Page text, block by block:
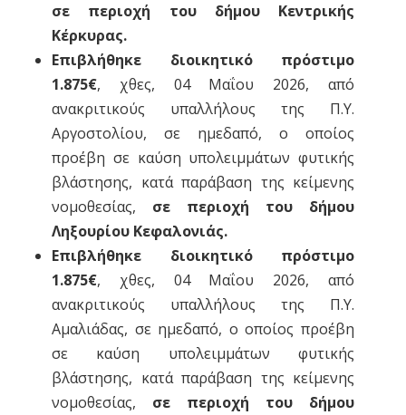
σε περιοχή του δήμου Κεντρικής
Κέρκυρας.
Επιβλήθηκε διοικητικό πρόστιμο
1.875€, χθες, 04 Μαΐου 2026, από
ανακριτικούς υπαλλήλους της Π.Υ.
Αργοστολίου, σε ημεδαπό, ο οποίος
προέβη σε καύση υπολειμμάτων φυτικής
βλάστησης, κατά παράβαση της κείμενης
νομοθεσίας, σε περιοχή του δήμου
Ληξουρίου Κεφαλονιάς.
Επιβλήθηκε διοικητικό πρόστιμο
1.875€, χθες, 04 Μαΐου 2026, από
ανακριτικούς υπαλλήλους της Π.Υ.
Αμαλιάδας, σε ημεδαπό, ο οποίος προέβη
σε καύση υπολειμμάτων φυτικής
βλάστησης, κατά παράβαση της κείμενης
νομοθεσίας, σε περιοχή του δήμου